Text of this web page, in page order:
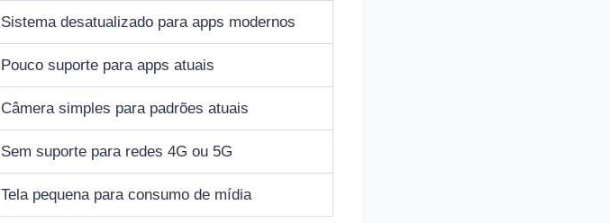
Sistema desatualizado para apps modernos
Pouco suporte para apps atuais
Câmera simples para padrões atuais
Sem suporte para redes 4G ou 5G
Tela pequena para consumo de mídia